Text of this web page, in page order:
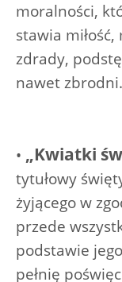
moralności,
stawia
zdrady,
nawet zbrodni.
• „Kwiatki
tytułowy
żyjącego w
przede
podstawie
pełnię